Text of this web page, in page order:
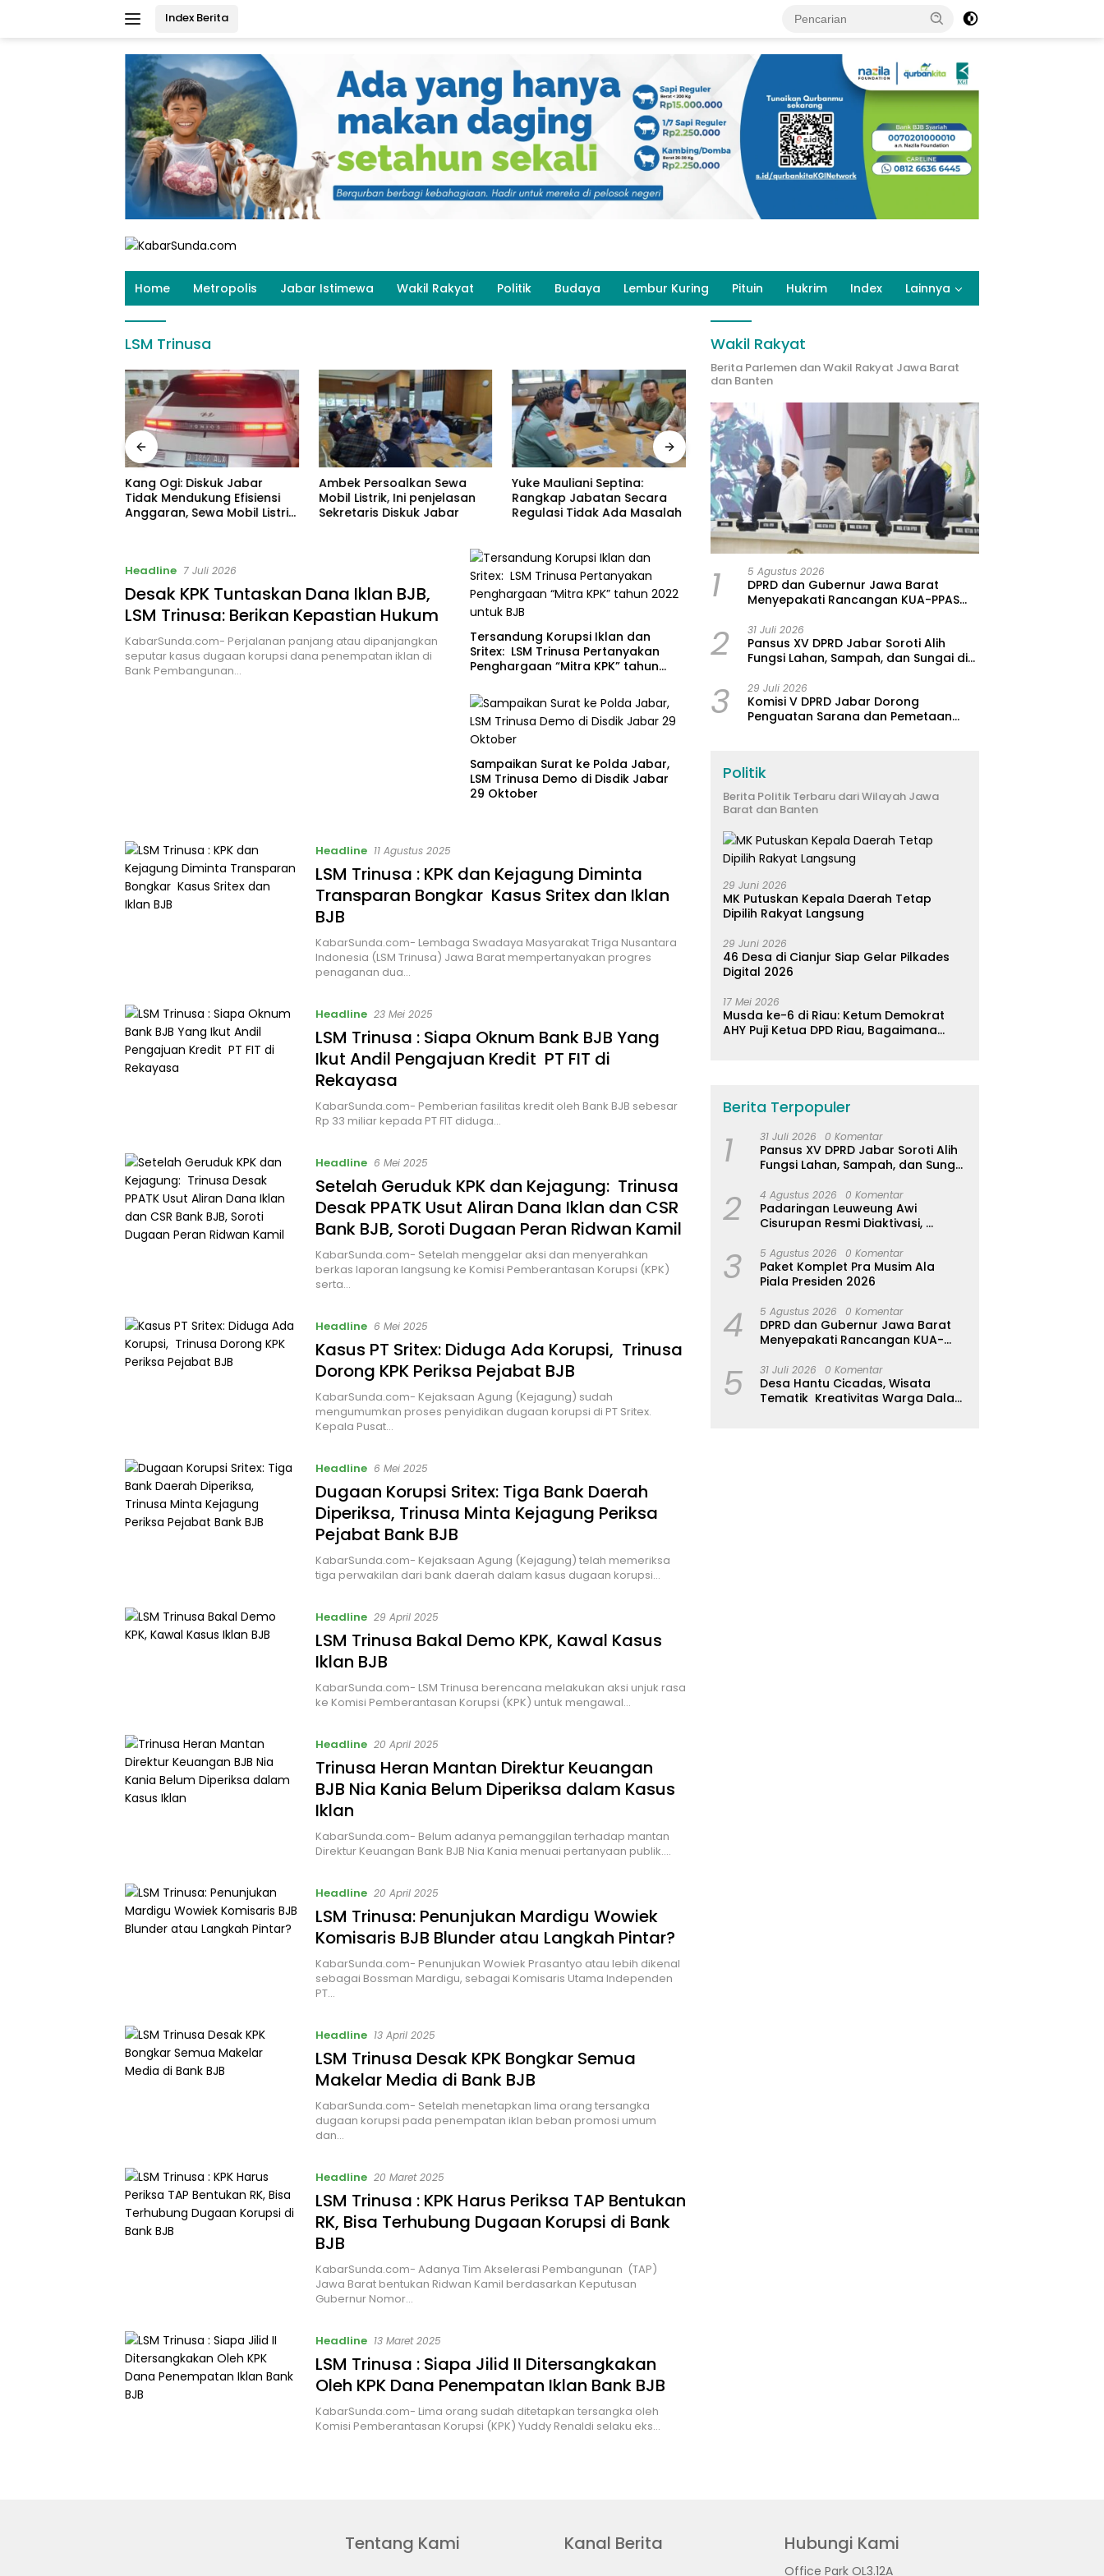
Index Berita
Home Metropolis Jabar Istimewa Wakil Rakyat Politik Budaya Lembur Kuring Pituin Hukrim Index Lainnya
LSM Trinusa
Kang Ogi: Diskuk Jabar
Tidak Mendukung Efisiensi
Anggaran, Sewa Mobil Listrik
Ambek Persoalkan Sewa
Mobil Listrik, Ini penjelasan
Sekretaris Diskuk Jabar
Yuke Mauliani Septina:
Rangkap Jabatan Secara
Regulasi Tidak Ada Masalah
Penguatan Kompetensi
Psikolog Klinis, Sekda Jabar:
Petugas Harus Datangi
Masyarakat
Kualitas Udara Memburuk,
DLH Jabar
Beberkan Tambang Citatah
Lampaui Baku Mutu
Headline 7 Juli 2026
Desak KPK Tuntaskan Dana Iklan BJB,
LSM Trinusa: Berikan Kepastian Hukum
KabarSunda.com- Perjalanan panjang atau dipanjangkan
seputar kasus dugaan korupsi dana penempatan iklan di
Bank Pembangunan…
Tersandung Korupsi Iklan dan
Sritex: LSM Trinusa Pertanyakan
Penghargaan “Mitra KPK” tahun
Sampaikan Surat ke Polda Jabar,
LSM Trinusa Demo di Disdik Jabar
29 Oktober
Headline 11 Agustus 2025
LSM Trinusa : KPK dan Kejagung Diminta
Transparan Bongkar Kasus Sritex dan Iklan
BJB
KabarSunda.com- Lembaga Swadaya Masyarakat Triga Nusantara
Indonesia (LSM Trinusa) Jawa Barat mempertanyakan progres
penaganan dua…
Headline 23 Mei 2025
LSM Trinusa : Siapa Oknum Bank BJB Yang
Ikut Andil Pengajuan Kredit PT FIT di
Rekayasa
KabarSunda.com- Pemberian fasilitas kredit oleh Bank BJB sebesar
Rp 33 miliar kepada PT FIT diduga…
Headline 6 Mei 2025
Setelah Geruduk KPK dan Kejagung: Trinusa
Desak PPATK Usut Aliran Dana Iklan dan CSR
Bank BJB, Soroti Dugaan Peran Ridwan Kamil
KabarSunda.com- Setelah menggelar aksi dan menyerahkan
berkas laporan langsung ke Komisi Pemberantasan Korupsi (KPK)
serta…
Headline 6 Mei 2025
Kasus PT Sritex: Diduga Ada Korupsi, Trinusa
Dorong KPK Periksa Pejabat BJB
KabarSunda.com- Kejaksaan Agung (Kejagung) sudah
mengumumkan proses penyidikan dugaan korupsi di PT Sritex.
Kepala Pusat…
Headline 6 Mei 2025
Dugaan Korupsi Sritex: Tiga Bank Daerah
Diperiksa, Trinusa Minta Kejagung Periksa
Pejabat Bank BJB
KabarSunda.com- Kejaksaan Agung (Kejagung) telah memeriksa
tiga perwakilan dari bank daerah dalam kasus dugaan korupsi…
Headline 29 April 2025
LSM Trinusa Bakal Demo KPK, Kawal Kasus
Iklan BJB
KabarSunda.com- LSM Trinusa berencana melakukan aksi unjuk rasa
ke Komisi Pemberantasan Korupsi (KPK) untuk mengawal…
Headline 20 April 2025
Trinusa Heran Mantan Direktur Keuangan
BJB Nia Kania Belum Diperiksa dalam Kasus
Iklan
KabarSunda.com- Belum adanya pemanggilan terhadap mantan
Direktur Keuangan Bank BJB Nia Kania menuai pertanyaan publik….
Headline 20 April 2025
LSM Trinusa: Penunjukan Mardigu Wowiek
Komisaris BJB Blunder atau Langkah Pintar?
KabarSunda.com- Penunjukan Wowiek Prasantyo atau lebih dikenal
sebagai Bossman Mardigu, sebagai Komisaris Utama Independen
PT…
Headline 13 April 2025
LSM Trinusa Desak KPK Bongkar Semua
Makelar Media di Bank BJB
KabarSunda.com- Setelah menetapkan lima orang tersangka
dugaan korupsi pada penempatan iklan beban promosi umum
dan…
Headline 20 Maret 2025
LSM Trinusa : KPK Harus Periksa TAP Bentukan
RK, Bisa Terhubung Dugaan Korupsi di Bank
BJB
KabarSunda.com- Adanya Tim Akselerasi Pembangunan (TAP)
Jawa Barat bentukan Ridwan Kamil berdasarkan Keputusan
Gubernur Nomor…
Headline 13 Maret 2025
LSM Trinusa : Siapa Jilid II Ditersangkakan
Oleh KPK Dana Penempatan Iklan Bank BJB
KabarSunda.com- Lima orang sudah ditetapkan tersangka oleh
Komisi Pemberantasan Korupsi (KPK) Yuddy Renaldi selaku eks…
Wakil Rakyat
Berita Parlemen dan Wakil Rakyat Jawa Barat
dan Banten
1 5 Agustus 2026
DPRD dan Gubernur Jawa Barat
Menyepakati Rancangan KUA-PPAS
2 31 Juli 2026
Pansus XV DPRD Jabar Soroti Alih
Fungsi Lahan, Sampah, dan Sungai di
3 29 Juli 2026
Komisi V DPRD Jabar Dorong
Penguatan Sarana dan Pemetaan
Politik
Berita Politik Terbaru dari Wilayah Jawa
Barat dan Banten
29 Juni 2026
MK Putuskan Kepala Daerah Tetap
Dipilih Rakyat Langsung
29 Juni 2026
46 Desa di Cianjur Siap Gelar Pilkades
Digital 2026
17 Mei 2026
Musda ke-6 di Riau: Ketum Demokrat
AHY Puji Ketua DPD Riau, Bagaimana
Berita Terpopuler
1 31 Juli 2026 0 Komentar
Pansus XV DPRD Jabar Soroti Alih
Fungsi Lahan, Sampah, dan Sungai
2 4 Agustus 2026 0 Komentar
Padaringan Leuweung Awi
Cisurupan Resmi Diaktivasi,
Pemberdayaan Warga
3 5 Agustus 2026 0 Komentar
Paket Komplet Pra Musim Ala
Piala Presiden 2026
4 5 Agustus 2026 0 Komentar
DPRD dan Gubernur Jawa Barat
Menyepakati Rancangan KUA-
5 31 Juli 2026 0 Komentar
Desa Hantu Cicadas, Wisata
Tematik Kreativitas Warga Dalam
Tentang Kami Kanal Berita Hubungi Kami
Office Park OL3.12A